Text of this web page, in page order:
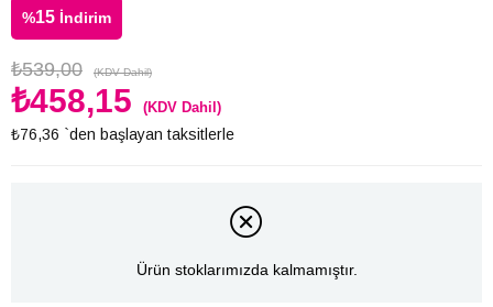
%15 İndirim
₺539,00 (KDV Dahil)
₺458,15 (KDV Dahil)
₺76,36 `den başlayan taksitlerle
Ürün stoklarımızda kalmamıştır.